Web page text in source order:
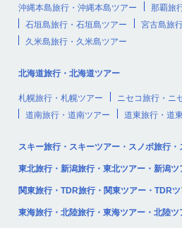
沖縄本島旅行・沖縄本島ツアー
那覇旅
石垣島旅行・石垣島ツアー
宮古島旅
久米島旅行・久米島ツアー
北海道旅行・北海道ツアー
札幌旅行・札幌ツアー
ニセコ旅行・ニ
道南旅行・道南ツアー
道東旅行・道
スキー旅行・スキーツアー・スノボ旅行
東北旅行・新潟旅行・東北ツアー・新潟ツ
関東旅行・TDR旅行・関東ツアー・TDR
東海旅行・北陸旅行・東海ツアー・北陸ツ